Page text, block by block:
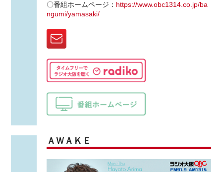
〇番組ホームページ： https://www.obc1314.co.jp/ba
ngumi/yamasaki/
ＡＷＡＫＥ